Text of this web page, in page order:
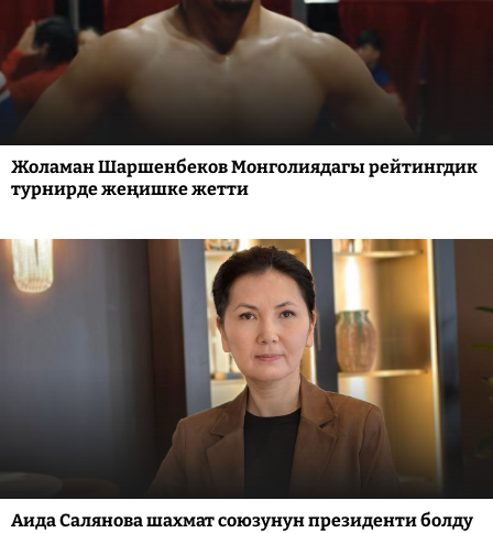
Жоламан Шаршенбеков Монголиядагы рейтингдик
турнирде жеңишке жетти
Аида Салянова шахмат союзунун президенти болду